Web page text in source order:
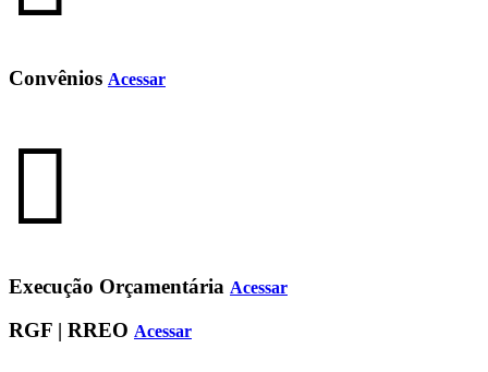
Convênios Acessar
Execução Orçamentária Acessar
RGF | RREO Acessar